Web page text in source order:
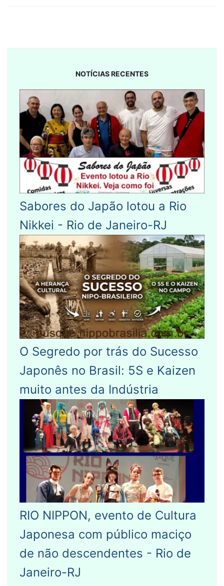
NOTÍCIAS RECENTES
Sabores do Japão lotou a Rio
Nikkei - Rio de Janeiro-RJ
O Segredo por trás do Sucesso
Japonês no Brasil: 5S e Kaizen
muito antes da Indústria
RIO NIPPON, evento de Cultura
Japonesa com público maciço
de não descendentes - Rio de
Janeiro-RJ